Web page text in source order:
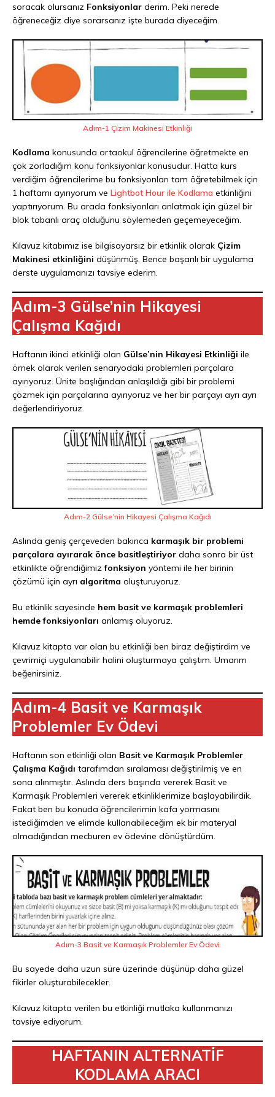
soracak olursanız Fonksiyonlar derim. Peki nerede
öğreneceğiz diye sorarsanız işte burada diyeceğim.
Adım-1 Çizim Makinesi Etkinliği
Kodlama konusunda ortaokul öğrencilerine öğretmekte en
çok zorladığım konu fonksiyonlar konusudur. Hatta kurs
verdiğim öğrencilerime bu fonksiyonları tam öğretebilmek için
1 haftamı ayırıyorum ve Lightbot Hour ile Kodlama etkinliğini
yaptırıyorum. Bu arada fonksiyonları anlatmak için güzel bir
blok tabanlı araç olduğunu söylemeden geçemeyeceğim.
Kılavuz kitabımız ise bilgisayarsız bir etkinlik olarak Çizim
Makinesi etkinliğini düşünmüş. Bence başarılı bir uygulama
derste uygulamanızı tavsiye ederim.
Adım-3 Gülse’nin Hikayesi
Çalışma Kağıdı
Haftanın ikinci etkinliği olan Gülse’nin Hikayesi Etkinliği ile
örnek olarak verilen senaryodaki problemleri parçalara
ayırıyoruz. Ünite başlığından anlaşıldığı gibi bir problemi
çözmek için parçalarına ayırıyoruz ve her bir parçayı ayrı ayrı
değerlendiriyoruz.
Adım-2 Gülse’nin Hikayesi Çalışma Kağıdı
Aslında geniş çerçeveden bakınca karmaşık bir problemi
parçalara ayırarak önce basitleştiriyor daha sonra bir üst
etkinlikte öğrendiğimizfonksiyon yöntemi ile her birinin
çözümü için ayrı algoritma oluşturuyoruz.
Bu etkinlik sayesinde hem basit ve karmaşık problemleri
hemde fonksiyonları anlamış oluyoruz.
Kılavuz kitapta var olan bu etkinliği ben biraz değiştirdim ve
çevrimiçi uygulanabilir halini oluşturmaya çalıştım. Umarım
beğenirsiniz.
Adım-4 Basit ve Karmaşık
Problemler Ev Ödevi
Haftanın son etkinliği olan Basit ve Karmaşık Problemler
Çalışma Kağıdı tarafımdan sıralaması değiştirilmiş ve en
sona alınmıştır. Aslında ders başında vererek Basit ve
Karmaşık Problemleri vererek etkinliklerimize başlayabilirdik.
Fakat ben bu konuda öğrencilerimin kafa yormasını
istediğimden ve elimde kullanabileceğim ek bir materyal
olmadığından mecburen ev ödevine dönüştürdüm.
Adım-3 Basit ve Karmaşık Problemler Ev Ödevi
Bu sayede daha uzun süre üzerinde düşünüp daha güzel
fikirler oluşturabilecekler.
Kılavuz kitapta verilen bu etkinliği mutlaka kullanmanızı
tavsiye ediyorum.
HAFTANIN ALTERNATİF
KODLAMA ARACI